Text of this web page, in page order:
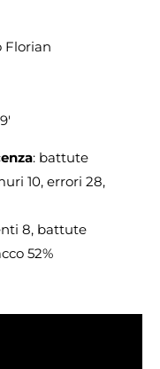
Florian
: battute
10, errori 28,
8, battute
52%